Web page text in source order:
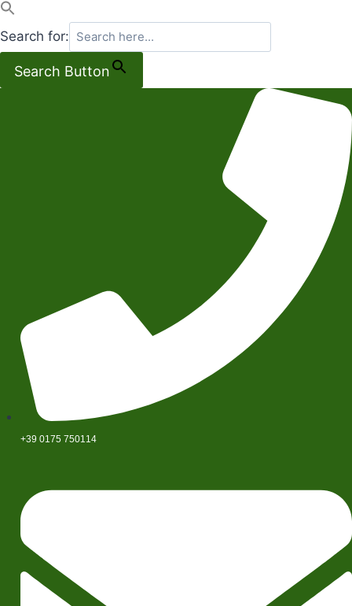
Search for:
Search Button
+39 0175 750114